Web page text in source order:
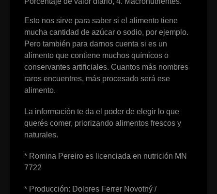
Esto nos sirve para saber si el alimento tiene
mucha cantidad de azúcar o sodio, por ejemplo.
Pero también para darnos cuenta si es un
alimento que contiene muchos químicos o
conservantes artificiales. Cuantos más nombres
raros encuentres, más procesado será ese
alimento.
La información te da el poder de elegir lo que
querés comer, priorizando alimentos frescos y
naturales.
* Romina Pereiro es licenciada en nutrición MN
7722
* Producción: Dolores Ferrer Novotný /